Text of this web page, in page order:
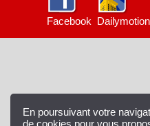
En poursuivant votre
de cookies pour vous
Facebook Dailymotion